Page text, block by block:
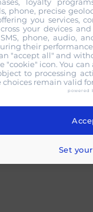
phone, precise
you services,
your devices
phone, audio,
their
"accept all" and
"cookie" icon. You
to processing
choices remain valid
powered
Set